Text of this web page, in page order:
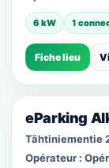
6 kW 1
Fiche lieu
eParking
Tähtiniementie
Opérateur :